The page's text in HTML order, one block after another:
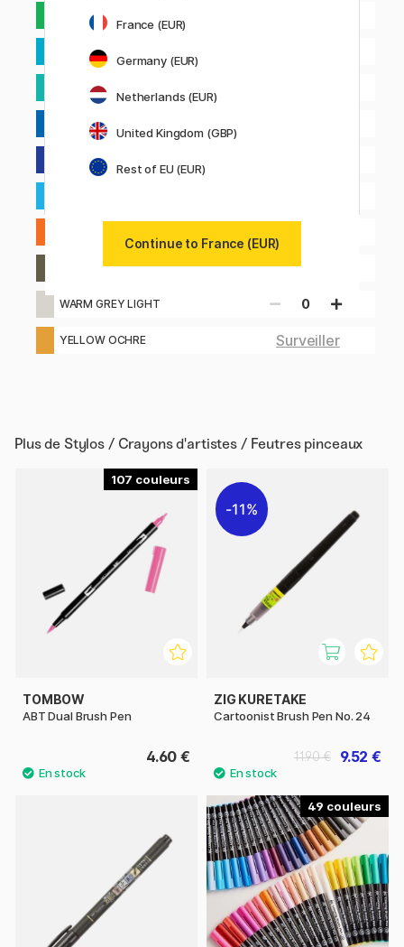
SPRING GREEN
TURQUOISE BLUE
TURQUOISE GREEN
ULTRAMARIN DEEP
ULTRAMARIN VIOLET
WARM GREY 0
WARM GREY LIGHT 0
YELLOW OCHRE Surveiller
Plus de Stylos / Crayons d'artistes / Feutres pinceaux
107
TOMBOW
ABT Dual Brush Pen
4.60 €
11%
ZIG KURETAKE
Cartoonist Brush Pen No. 24
9.52 €
11.90 €
49
France (EUR)
Germany (EUR)
Netherlands (EUR)
United Kingdom (GBP)
Rest of EU (EUR)
Continue to France (EUR)